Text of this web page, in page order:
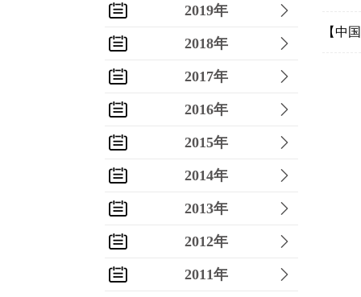
2019年
2018年
2017年
2016年
2015年
2014年
2013年
2012年
2011年
【中